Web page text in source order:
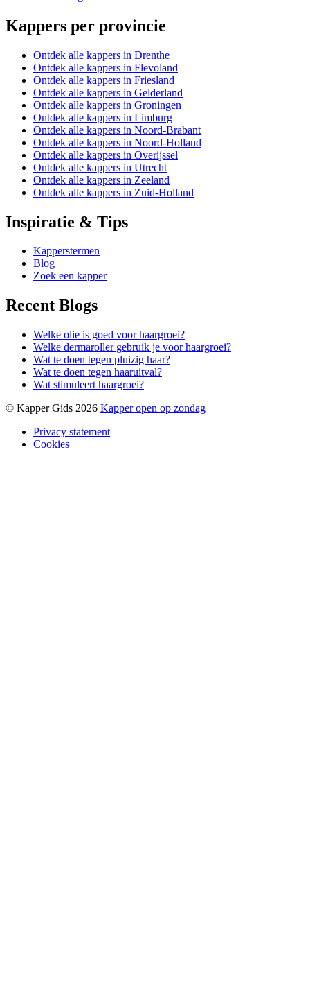
Kappers per provincie
Ontdek alle kappers in Drenthe
Ontdek alle kappers in Flevoland
Ontdek alle kappers in Friesland
Ontdek alle kappers in Gelderland
Ontdek alle kappers in Groningen
Ontdek alle kappers in Limburg
Ontdek alle kappers in Noord-Brabant
Ontdek alle kappers in Noord-Holland
Ontdek alle kappers in Overijssel
Ontdek alle kappers in Utrecht
Ontdek alle kappers in Zeeland
Ontdek alle kappers in Zuid-Holland
Inspiratie & Tips
Kapperstermen
Blog
Zoek een kapper
Recent Blogs
Welke olie is goed voor haargroei?
Welke dermaroller gebruik je voor haargroei?
Wat te doen tegen pluizig haar?
Wat te doen tegen haaruitval?
Wat stimuleert haargroei?
© Kapper Gids 2026 Kapper open op zondag
Privacy statement
Cookies